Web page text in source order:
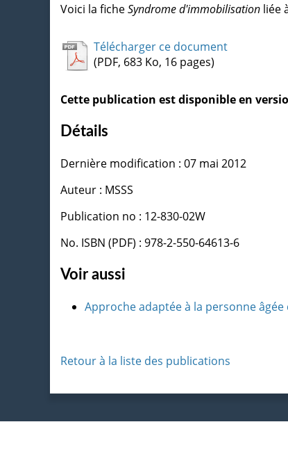
Voici la ficheSyndrome d'immobilisation liée
Télécharger ce document
(PDF, 683 Ko, 16 pages)
Cette publication est disponible en
Détails
Dernière modification : 07 mai 2012
Auteur : MSSS
Publication no : 12-830-02W
No. ISBN (PDF) : 978-2-550-64613-6
Voir aussi
Approche adaptée à la personne
Retour à la liste des publications